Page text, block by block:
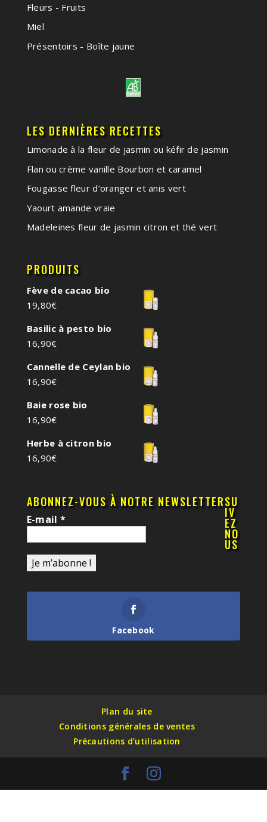
Fleurs - Fruits
Miel
Présentoirs - Boîte jaune
LES DERNIÈRES RECETTES
Limonade à la fleur de jasmin ou kéfir de jasmin
Flan ou crème vanille Bourbon et caramel
Fougasse fleur d’oranger et anis vert
Yaourt amande vraie
Madeleines fleur de jasmin citron et thé vert
PRODUITS
Fève de cacao bio
19,80€
Basilic à pesto bio
16,90€
Cannelle de Ceylan bio
16,90€
Baie rose bio
16,90€
Herbe à citron bio
16,90€
ABONNEZ-VOUS À NOTRE NEWSLETTER
E-mail *
SU
IV
EZ
NO
US
Facebook
Plan du site
Conditions générales de ventes
Précautions d’utilisation